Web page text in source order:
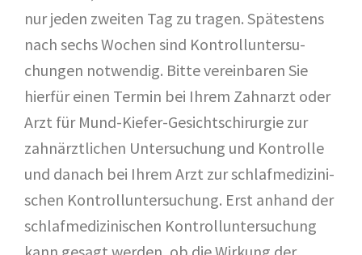
nur jeden zwei­ten Tag zu tra­gen. Spä­tes­tens
nach sechs Wochen sind Kon­troll­un­ter­su­
chun­gen not­wen­dig. Bit­te ver­ein­ba­ren Sie
hier­für einen Ter­min bei Ihrem Zahn­arzt oder
Arzt für Mund-Kie­fer-Gesichts­chir­ur­gie zur
zahn­ärzt­li­chen Unter­su­chung und Kon­trol­le
und danach bei Ihrem Arzt zur schlaf­me­di­zi­ni­
schen Kon­troll­un­ter­su­chung. Erst anhand der
schlaf­me­di­zi­ni­schen Kon­troll­un­ter­su­chung